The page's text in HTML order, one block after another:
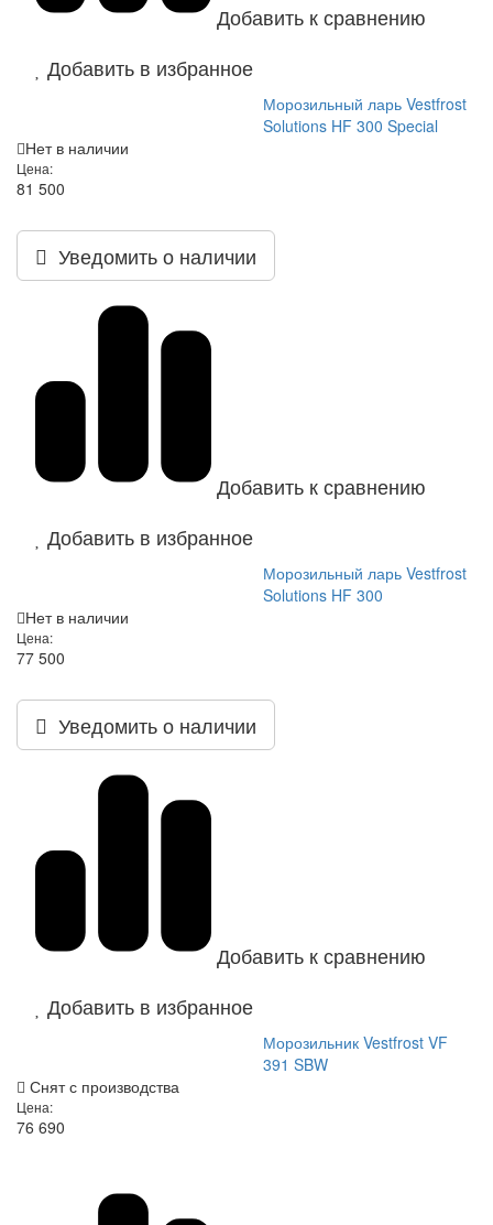
Добавить к сравнению
Добавить в избранное
Морозильный ларь Vestfrost
Solutions HF 300 Special
Нет в наличии
Цена:
81 500
Уведомить о наличии
Добавить к сравнению
Добавить в избранное
Морозильный ларь Vestfrost
Solutions HF 300
Нет в наличии
Цена:
77 500
Уведомить о наличии
Добавить к сравнению
Добавить в избранное
Морозильник Vestfrost VF
391 SBW
Снят с производства
Цена:
76 690